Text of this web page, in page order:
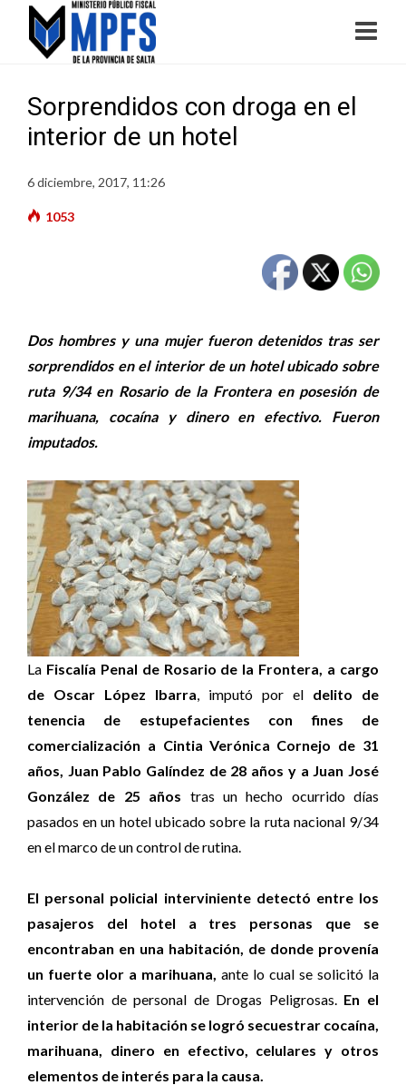
Sorprendidos con droga en el
interior de un hotel
6 diciembre, 2017, 11:26
1053
Dos hombres y una mujer fueron detenidos tras ser
sorprendidos en el interior de un hotel ubicado sobre
ruta 9/34 en Rosario de la Frontera en posesión de
marihuana, cocaína y dinero en efectivo. Fueron
imputados.
La Fiscalía Penal de Rosario de la Frontera, a cargo
de Oscar López Ibarra, imputó por el delito de
tenencia de estupefacientes con fines de
comercialización a Cintia Verónica Cornejo de 31
años, Juan Pablo Galíndez de 28 años y a Juan José
González de 25 años tras un hecho ocurrido días
pasados en un hotel ubicado sobre la ruta nacional 9/34
en el marco de un control de rutina.
El personal policial interviniente detectó entre los
pasajeros del hotel a tres personas que se
encontraban en una habitación, de donde provenía
un fuerte olor a marihuana, ante lo cual se solicitó la
intervención de personal de Drogas Peligrosas. En el
interior de la habitación se logró secuestrar cocaína,
marihuana, dinero en efectivo, celulares y otros
elementos de interés para la causa.